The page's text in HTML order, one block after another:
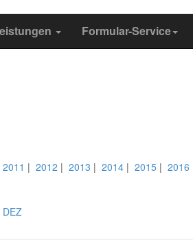
Formular-Service
2011 | 2012 | 2013 | 2014 | 2015 | 2016
DEZ